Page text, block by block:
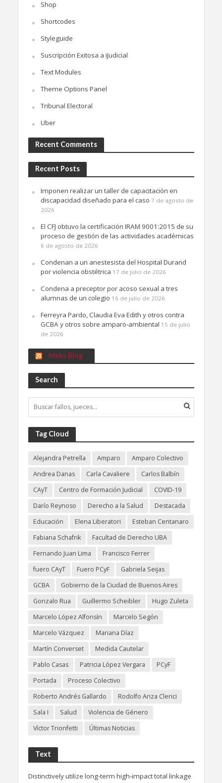
Shop
Shortcodes
Styleguide
Suscripción Exitosa a iJudicial
Text Modules
Theme Options Panel
Tribunal Electoral
Uber
Recent Comments
Recent Posts
Imponen realizar un taller de capacitación en
discapacidad diseñado para el caso 7 de agosto de
2026
El CFJ obtuvo la certificación IRAM 9001:2015 de su
proceso de gestión de las actividades académicas
6 de agosto de 2026
Condenan a un anestesista del Hospital Durand
por violencia obstétrica 17 de julio de 2026
Condena a preceptor por acoso sexual a tres
alumnas de un colegio 16 de julio de 2026
Ferreyra Pardo, Claudia Eva Edith y otros contra
GCBA y otros sobre amparo-ambiental 15 de julio
de 2026
Meks Blog
Search
Tag Cloud
Alejandra Petrella Amparo
Amparo Colectivo
Andrea Danas
Carla Cavaliere
Carlos Balbín
CAyT
Centro de Formación Judicial
COVID-19
Darío Reynoso
Derecho a la Salud
Destacada
Educación
Elena Liberatori
Esteban Centanaro
Fabiana Schafrik
Facultad de Derecho UBA
Fernando Juan Lima
Francisco Ferrer
fuero CAyT
Fuero PCyF
Gabriela Seijas
GCBA
Gobierno de la Ciudad de Buenos Aires
Gonzalo Rua
Guillermo Scheibler
Hugo Zuleta
Marcelo López Alfonsín
Marcelo Segón
Marcelo Vázquez
Mariana Díaz
Martín Converset
Medida Cautelar
Pablo Casas
Patricia López Vergara
PCyF
Portada
Proceso Colectivo
Roberto Andrés Gallardo
Rodolfo Ariza Clerici
Sala I
Salud
Violencia de Género
Víctor Trionfetti
Últimas Noticias
Text
Distinctively utilize long-term high-impact total linkage